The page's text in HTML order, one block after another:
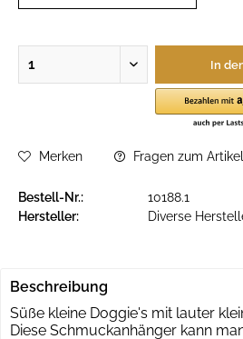
In
Merken Fragen zum
Bestell-Nr.:
10188.1
Hersteller:
Diverse
Beschreibung
Süße kleine Doggie's mit lauter
Diese Schmuckanhänger kann